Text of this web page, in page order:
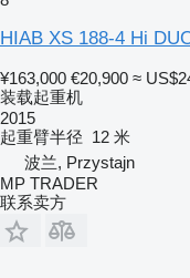
HIAB XS 188-4 Hi
¥163,000 €20,900 ≈
装载起重机
2015
起重臂半径 12 米
波兰, Przystajn
MP TRADER
联系卖方